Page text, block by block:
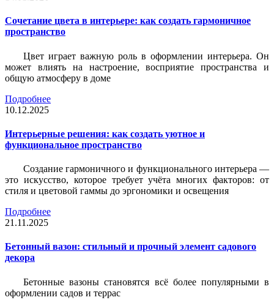
Сочетание цвета в интерьере: как создать гармоничное
пространство
Цвет играет важную роль в оформлении интерьера. Он
может влиять на настроение, восприятие пространства и
общую атмосферу в доме
Подробнее
10.12.2025
Интерьерные решения: как создать уютное и
функциональное пространство
Создание гармоничного и функционального интерьера —
это искусство, которое требует учёта многих факторов: от
стиля и цветовой гаммы до эргономики и освещения
Подробнее
21.11.2025
Бетонный вазон: стильный и прочный элемент садового
декора
Бетонные вазоны становятся всё более популярными в
оформлении садов и террас